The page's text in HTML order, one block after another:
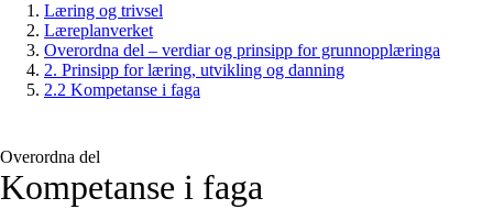
Læring og trivsel
Læreplanverket
Overordna del – verdiar og prinsipp for grunnopplæringa
2. Prinsipp for læring, utvikling og danning
2.2 Kompetanse i faga
Overordna del
Kompetanse i faga